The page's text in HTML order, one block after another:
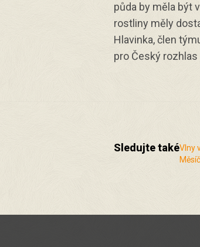
půda by měla být
rostliny měly
Hlavinka, člen
pro Český
Sledujte takéVlny